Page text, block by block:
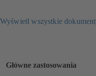
Wyświetl wszystkie
Główne zastosowania